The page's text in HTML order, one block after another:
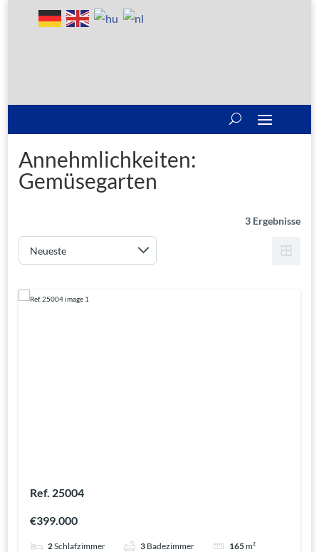
Annehmlichkeiten:
Gemüsegarten
3 Ergebnisse
Ref. 25004
€399.000
2Schlafzimmer 3 Badezimmer 165m²